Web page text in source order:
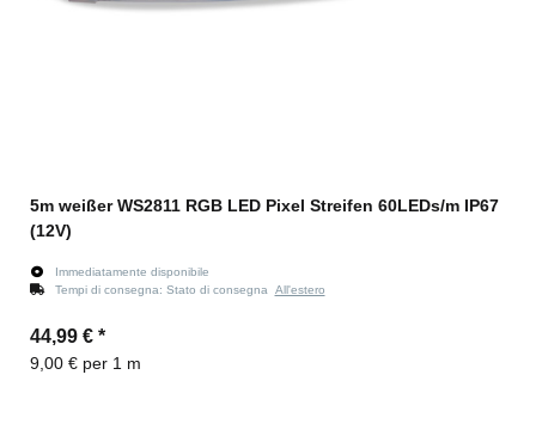
5m weißer WS2811 RGB LED Pixel Streifen 60LEDs/m IP67
(12V)
Immediatamente disponibile
Tempi di consegna: Stato di consegna All'estero
44,99 € *
9,00 € per 1 m